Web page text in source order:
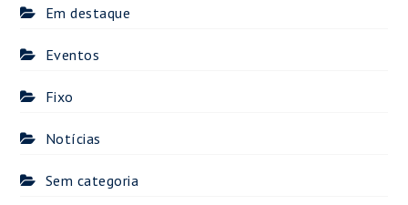
Em destaque
Eventos
Fixo
Notícias
Sem categoria